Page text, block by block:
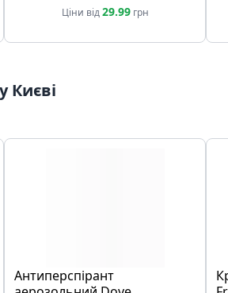
Ціни від29.99грн
Києві
Антиперспірант